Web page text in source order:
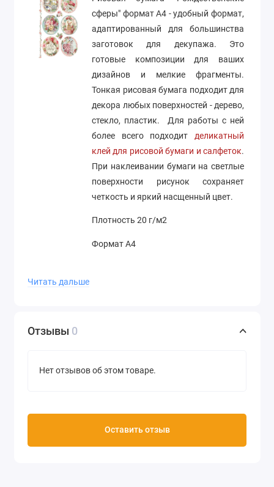
сферы" формат А4 - удобный формат,
адаптированный для большинства
заготовок для декупажа. Это
готовые композиции для ваших
дизайнов и мелкие фрагменты.
Тонкая рисовая бумага подходит для
декора любых поверхностей - дерево,
стекло, пластик. Для работы с ней
более всего подходит деликатный
клей для рисовой бумаги и салфеток.
При наклеивании бумаги на светлые
поверхности рисунок сохраняет
четкость и яркий насщенный цвет.
Плотность 20 г/м2
Формат А4
Читать дальше
Отзывы 0
Нет отзывов об этом товаре.
Оставить отзыв